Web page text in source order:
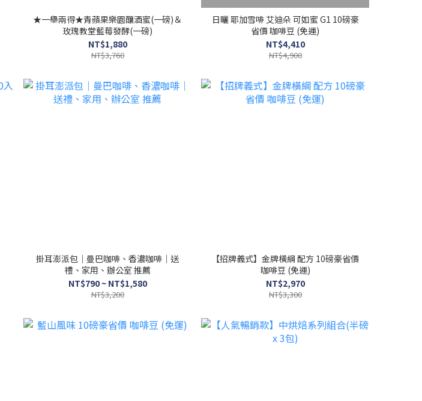
★一舉兩得★青蘋果樂園釀酒蜜(一磅)＆
玫瑰教堂藍莓發酵(一磅)
NT$1,880
NT$3,760
日曬 耶加雪啡 艾迪朵 可如蜜 G1 10磅豪
省價 咖啡豆 (免運)
NT$4,410
NT$4,900
掛耳澎派包｜曼巴咖啡、香濃咖啡｜送
禮、家用、辦公室 推薦
NT$790 ~ NT$1,580
NT$3,200
【招牌義式】金牌橫綱 配方 10磅豪省價
咖啡豆 (免運)
NT$2,970
NT$3,300